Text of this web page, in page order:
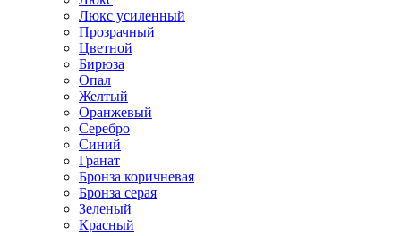
Люкс усиленный
Прозрачный
Цветной
Бирюза
Опал
Желтый
Оранжевый
Серебро
Синий
Гранат
Бронза коричневая
Бронза серая
Зеленый
Красный